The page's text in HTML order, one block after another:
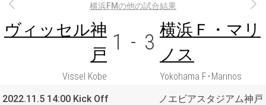
横浜FMの他の試合結果
ヴィッセル神
戸 1 - 3
横浜Ｆ・マリ
ノス
Vissel Kobe
Yokohama F･Marinos
2022.11.5 14:00 Kick Off
ノエビアスタジアム神戸